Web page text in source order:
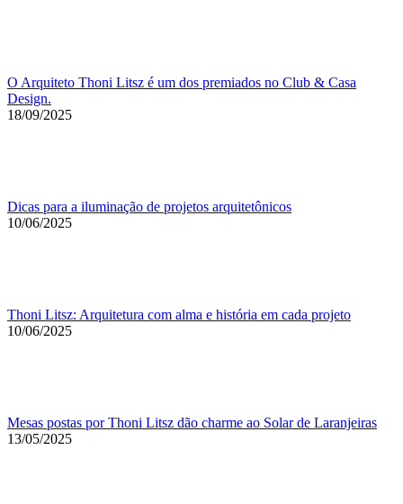
O Arquiteto Thoni Litsz é um dos premiados no Club & Casa
Design.
18/09/2025
Dicas para a iluminação de projetos arquitetônicos
10/06/2025
Thoni Litsz: Arquitetura com alma e história em cada projeto
10/06/2025
Mesas postas por Thoni Litsz dão charme ao Solar de Laranjeiras
13/05/2025